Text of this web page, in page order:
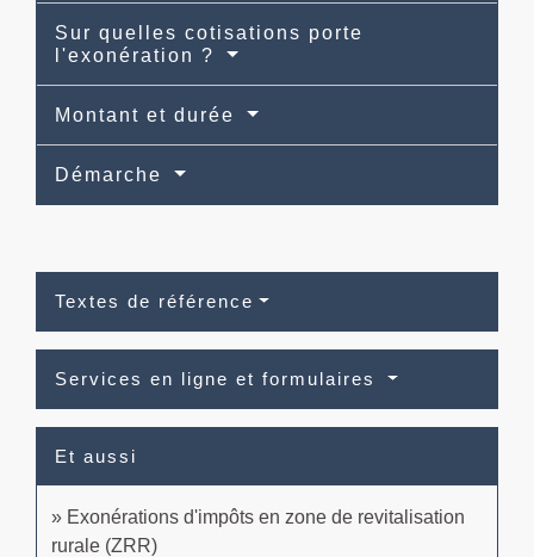
Sur quelles cotisations porte
l'exonération ?
Montant et durée
Démarche
Textes de référence
Services en ligne et formulaires
Et aussi
Exonérations d'impôts en zone de revitalisation
rurale (ZRR)